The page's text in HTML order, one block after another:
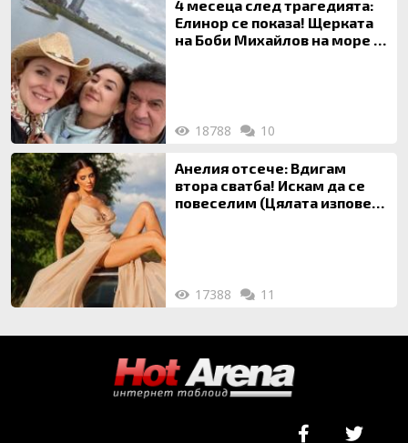
4 месеца след трагедията:
Елинор се показа! Щерката
на Боби Михайлов на море с
18788 10
Анелия отсече: Вдигам
втора сватба! Искам да се
повеселим (Цялата изповед
17388 11